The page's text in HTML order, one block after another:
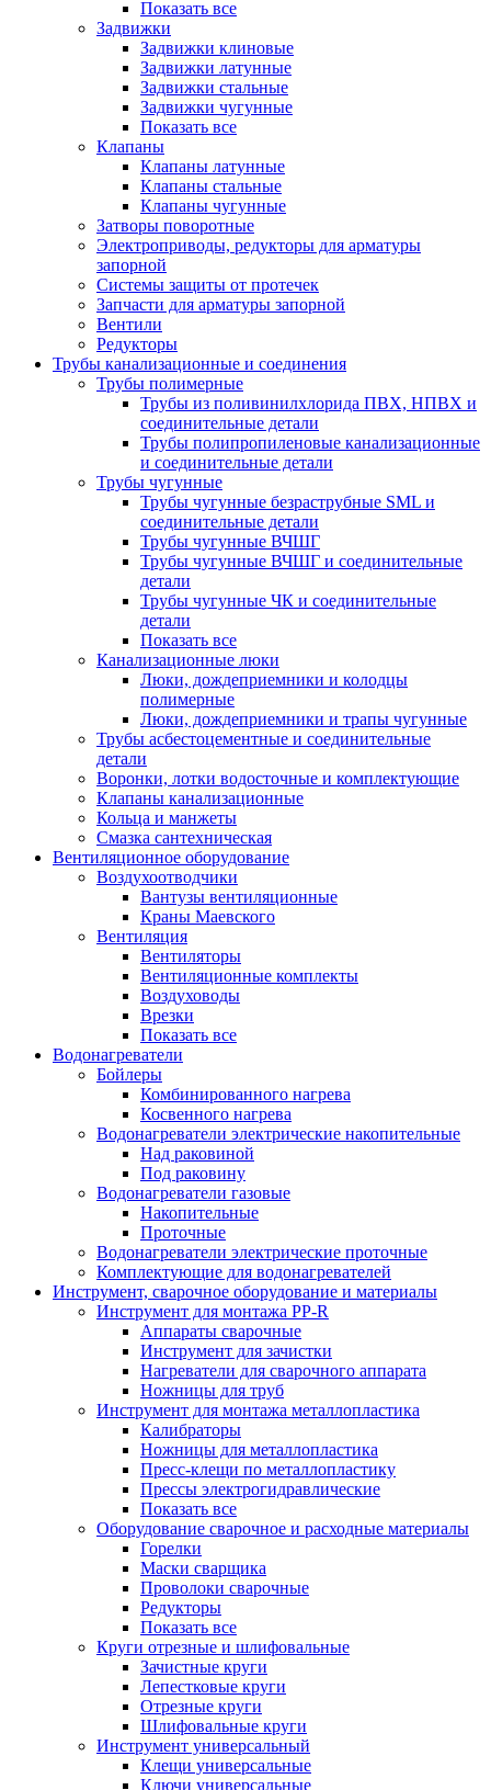
Показать все
Задвижки
Задвижки клиновые
Задвижки латунные
Задвижки стальные
Задвижки чугунные
Показать все
Клапаны
Клапаны латунные
Клапаны стальные
Клапаны чугунные
Затворы поворотные
Электроприводы, редукторы для арматуры
запорной
Системы защиты от протечек
Запчасти для арматуры запорной
Вентили
Редукторы
Трубы канализационные и соединения
Трубы полимерные
Трубы из поливинилхлорида ПВХ, НПВХ и
соединительные детали
Трубы полипропиленовые канализационные
и соединительные детали
Трубы чугунные
Трубы чугунные безраструбные SML и
соединительные детали
Трубы чугунные ВЧШГ
Трубы чугунные ВЧШГ и соединительные
детали
Трубы чугунные ЧК и соединительные
детали
Показать все
Канализационные люки
Люки, дождеприемники и колодцы
полимерные
Люки, дождеприемники и трапы чугунные
Трубы асбестоцементные и соединительные
детали
Воронки, лотки водосточные и комплектующие
Клапаны канализационные
Кольца и манжеты
Смазка сантехническая
Вентиляционное оборудование
Воздухоотводчики
Вантузы вентиляционные
Краны Маевского
Вентиляция
Вентиляторы
Вентиляционные комплекты
Воздуховоды
Врезки
Показать все
Водонагреватели
Бойлеры
Комбинированного нагрева
Косвенного нагрева
Водонагреватели электрические накопительные
Над раковиной
Под раковину
Водонагреватели газовые
Накопительные
Проточные
Водонагреватели электрические проточные
Комплектующие для водонагревателей
Инструмент, сварочное оборудование и материалы
Инструмент для монтажа PP-R
Аппараты сварочные
Инструмент для зачистки
Нагреватели для сварочного аппарата
Ножницы для труб
Инструмент для монтажа металлопластика
Калибраторы
Ножницы для металлопластика
Пресс-клещи по металлопластику
Прессы электрогидравлические
Показать все
Оборудование сварочное и расходные материалы
Горелки
Маски сварщика
Проволоки сварочные
Редукторы
Показать все
Круги отрезные и шлифовальные
Зачистные круги
Лепестковые круги
Отрезные круги
Шлифовальные круги
Инструмент универсальный
Клещи универсальные
Ключи универсальные